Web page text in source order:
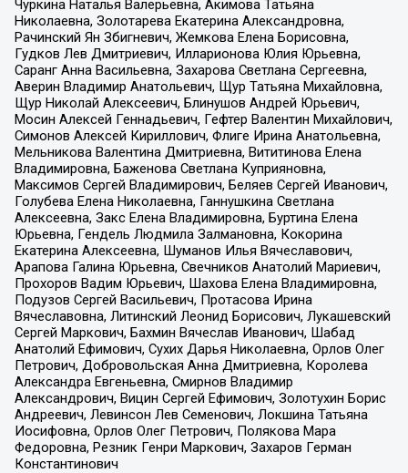
Чуркина Наталья Валерьевна, Акимова Татьяна
Николаевна, Золотарева Екатерина Александровна,
Рачинский Ян Збигневич, Жемкова Елена Борисовна,
Гудков Лев Дмитриевич, Илларионова Юлия Юрьевна,
Саранг Анна Васильевна, Захарова Светлана Сергеевна,
Аверин Владимир Анатольевич, Щур Татьяна Михайловна,
Щур Николай Алексеевич, Блинушов Андрей Юрьевич,
Мосин Алексей Геннадьевич, Гефтер Валентин Михайлович,
Симонов Алексей Кириллович, Флиге Ирина Анатольевна,
Мельникова Валентина Дмитриевна, Вититинова Елена
Владимировна, Баженова Светлана Куприяновна,
Максимов Сергей Владимирович, Беляев Сергей Иванович,
Голубева Елена Николаевна, Ганнушкина Светлана
Алексеевна, Закс Елена Владимировна, Буртина Елена
Юрьевна, Гендель Людмила Залмановна, Кокорина
Екатерина Алексеевна, Шуманов Илья Вячеславович,
Арапова Галина Юрьевна, Свечников Анатолий Мариевич,
Прохоров Вадим Юрьевич, Шахова Елена Владимировна,
Подузов Сергей Васильевич, Протасова Ирина
Вячеславовна, Литинский Леонид Борисович, Лукашевский
Сергей Маркович, Бахмин Вячеслав Иванович, Шабад
Анатолий Ефимович, Сухих Дарья Николаевна, Орлов Олег
Петрович, Добровольская Анна Дмитриевна, Королева
Александра Евгеньевна, Смирнов Владимир
Александрович, Вицин Сергей Ефимович, Золотухин Борис
Андреевич, Левинсон Лев Семенович, Локшина Татьяна
Иосифовна, Орлов Олег Петрович, Полякова Мара
Федоровна, Резник Генри Маркович, Захаров Герман
Константинович